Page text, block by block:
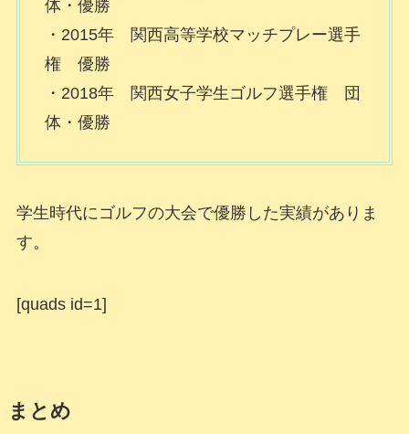
体・優勝
・2015年 関西高等学校マッチプレー選手
権 優勝
・2018年 関西女子学生ゴルフ選手権 団
体・優勝
学生時代にゴルフの大会で優勝した実績がありま
す。
[quads id=1]
まとめ